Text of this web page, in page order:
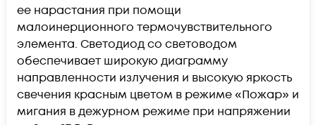
ее нарастания при помощи
малоинерционного термочувствительного
элемента. Светодиод со световодом
обеспечивает широкую диаграмму
направленности излучения и высокую яркость
свечения красным цветом в режиме «Пожар» и
мигания в дежурном режиме при напряжении